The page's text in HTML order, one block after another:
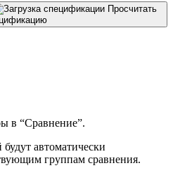
Просчитать
в “Сравнение”.
автоматически
группам сравнения.